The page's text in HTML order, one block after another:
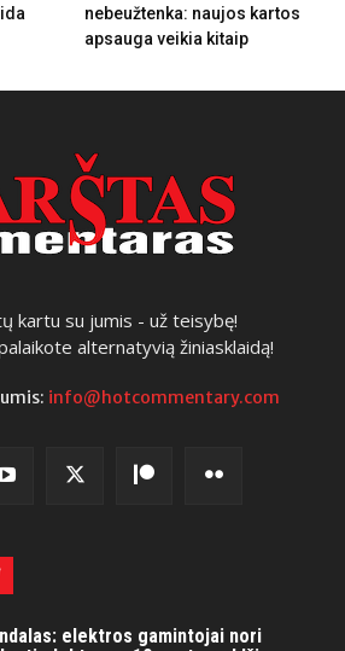
nebeužtenka: naujos kartos
apsauga veikia kitaip
kartu su jumis - už teisybę!
alternatyvią žiniasklaidą!
info@hotcommentary.com
elektros gamintojai nori